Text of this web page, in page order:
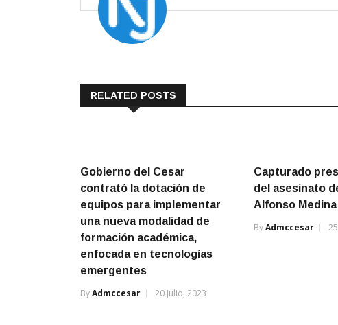
RELATED POSTS
Gobierno del Cesar
contrató la dotación de
equipos para implementar
una nueva modalidad de
formación académica,
enfocada en tecnologías
emergentes
ByAdmccesar 20 Julio, 2023
Capturado
del asesinato
Alfonso Medina
ByAdmccesar